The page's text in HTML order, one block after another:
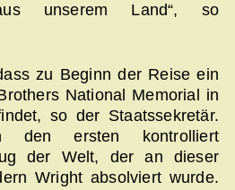
unserem Land“, so
zu Beginn der Reise ein
National Memorial in
so der Staatssekretär.
den ersten kontrolliert
der Welt, der an dieser
Wright absolviert wurde.